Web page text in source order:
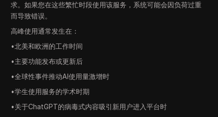
求。如果您在这些繁忙时段使用该服务，系统可能会因负荷过重
而导致错误。
高峰使用通常发生在：
•北美和欧洲的工作时间
•主要功能发布或更新后
•全球性事件推动AI使用量激增时
•学生使用服务的学术时期
•关于ChatGPT的病毒式内容吸引新用户进入平台时